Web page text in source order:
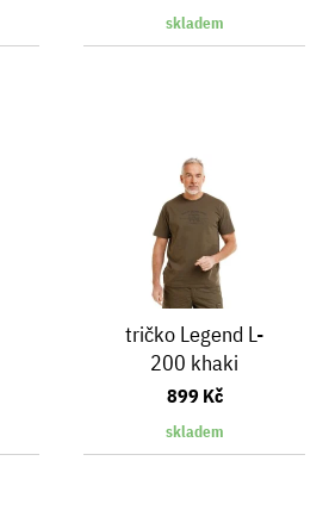
skladem
tričko Legend L-
200 khaki
899 Kč
skladem